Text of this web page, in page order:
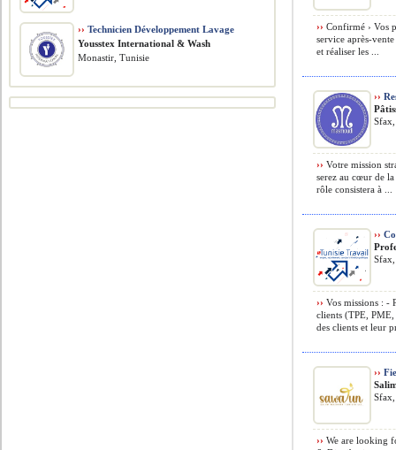
›› Confirmé › Vos
service après-
et réaliser les ...
››
›› Votre mission
serez au cœur de
rôle consistera à ...
››
›› Vos missions : -
clients (TPE,
des clients et leur
››
›› We are looking
›› Technicien Développement Lavage
Yousstex International & Wash
Monastir, Tunisie